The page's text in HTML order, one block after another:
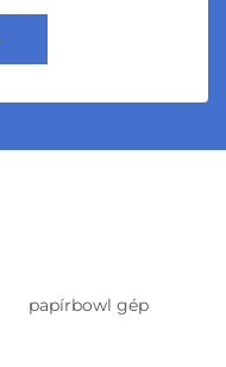
papírbowl gép